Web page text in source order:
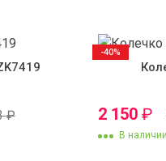
₽ 2 150 ₽
В наличии
-40%